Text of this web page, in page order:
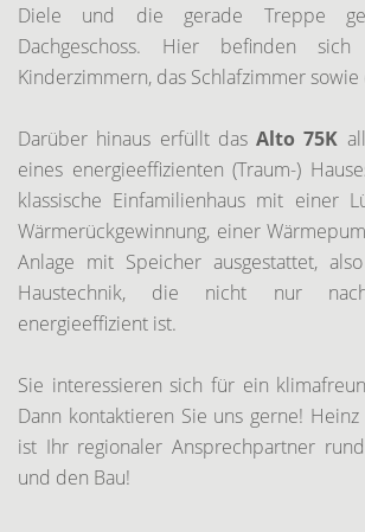
Diele und die gerade Treppe
Dachgeschoss. Hier befinden
Kinderzimmern, das Schlafzimmer
Darüber hinaus erfüllt dasAlto 75K
eines energieeffizienten (Traum-)
klassische Einfamilienhaus mit einer
Wärmerückgewinnung, einer
Anlage mit Speicher ausgestattet,
Haustechnik, die nicht nur
energieeffizient ist.
Sie interessieren sich für ein
Dann kontaktieren Sie uns gerne!
ist Ihr regionaler Ansprechpartner
und den Bau!